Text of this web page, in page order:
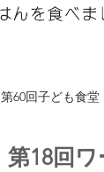
第60回子ども食堂
第18回